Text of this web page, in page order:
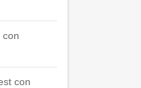
con
con